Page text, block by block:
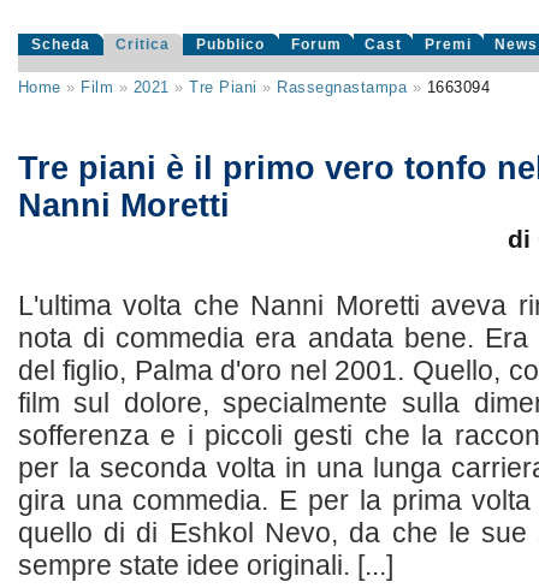
Scheda Critica Pubblico Forum Cast Premi News
Home » Film » 2021 »Tre Piani » Rassegnastampa» 1663094
Tre piani è il primo vero tonfo
Nanni Moretti
di
L'ultima volta che Nanni Moretti aveva
nota di commedia era andata bene.
del figlio, Palma d'oro nel 2001. Quello,
film sul dolore, specialmente sulla
sofferenza e i piccoli gesti che la
per la seconda volta in una lunga
gira una commedia. E per la prima
quello di di Eshkol Nevo, da che le sue
sempre state idee originali. [...]